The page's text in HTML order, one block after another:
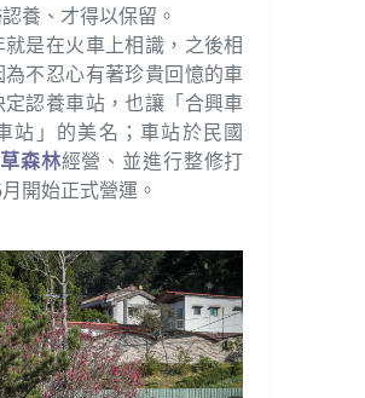
養、才得以保留。
是在火車上相識，之後相
不忍心有著珍貴回憶的車
認養車站，也讓「合興車
站」的美名；車站於民國
森林經營、並進行整修打
開始正式營運。